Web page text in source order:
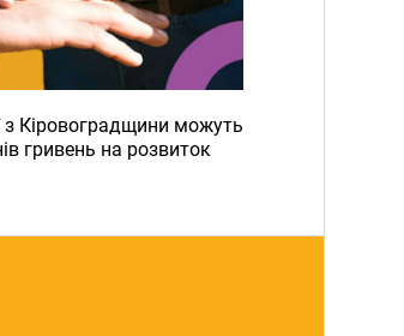
з Кіровоградщини можуть
гривень на розвиток